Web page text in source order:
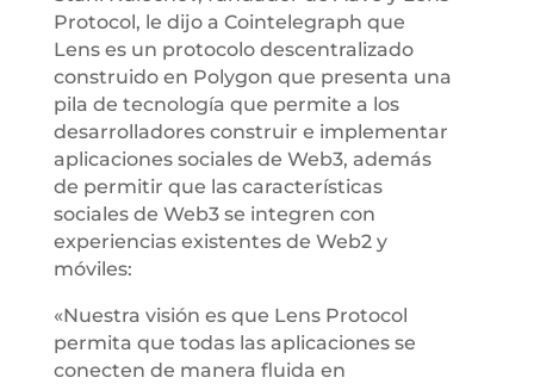
Protocol, le dijo a Cointelegraph que
Lens es un protocolo descentralizado
construido en Polygon que presenta una
pila de tecnología que permite a los
desarrolladores construir e implementar
aplicaciones sociales de Web3, además
de permitir que las características
sociales de Web3 se integren con
experiencias existentes de Web2 y
móviles:
«Nuestra visión es que Lens Protocol
permita que todas las aplicaciones se
conecten de manera fluida en